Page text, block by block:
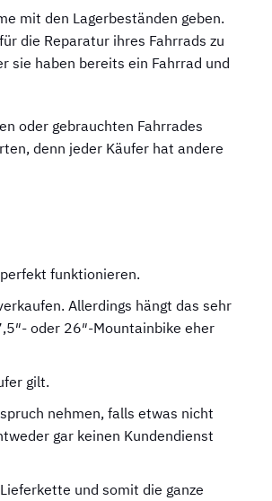
mit den Lagerbeständen geben.
die Reparatur ihres Fahrrads zu
sie haben bereits ein Fahrrad und
oder gebrauchten Fahrrades
denn jeder Käufer hat andere
funktionieren.
Allerdings hängt das sehr
oder 26″-Mountainbike eher
gilt.
nehmen, falls etwas nicht
gar keinen Kundendienst
und somit die ganze